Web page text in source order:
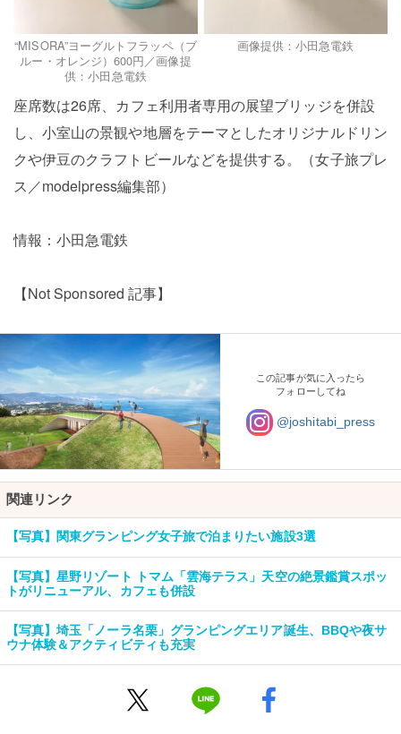
“MISORA”ヨーグルトフラッペ（ブ
ルー・オレンジ）600円／画像提
供：小田急電鉄
画像提供：小田急電鉄
座席数は26席、カフェ利用者専用の展望ブリッジを併設
し、小室山の景観や地層をテーマとしたオリジナルドリン
クや伊豆のクラフトビールなどを提供する。（女子旅プレ
ス／modelpress編集部）
情報：小田急電鉄
【Not Sponsored 記事】
この記事が気に入ったら
フォローしてね
@joshitabi_press
関連リンク
【写真】関東グランピング女子旅で泊まりたい施設3選
【写真】星野リゾート トマム「雲海テラス」天空の絶景鑑賞スポッ
トがリニューアル、カフェも併設
【写真】埼玉「ノーラ名栗」グランピングエリア誕生、BBQや夜サ
ウナ体験＆アクティビティも充実